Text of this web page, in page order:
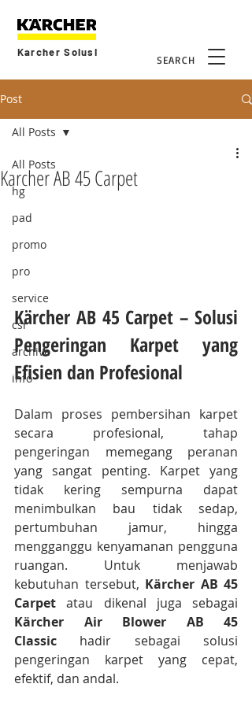
SEARCH
Karcher Solusi
Post
All Posts
hg
pad
promo
pro
service
csr
archive
info
All Posts
Karcher AB 45 Carpet
Kärcher AB 45 Carpet – Solusi
Pengeringan Karpet yang
Efisien dan Profesional
Dalam proses pembersihan karpet
secara profesional, tahap
pengeringan memegang peranan
yang sangat penting. Karpet yang
tidak kering sempurna dapat
menimbulkan bau tidak sedap,
pertumbuhan jamur, hingga
mengganggu kenyamanan pengguna
ruangan. Untuk menjawab
kebutuhan tersebut, Kärcher AB 45
Carpet
Kärcher Air Blower AB 45
Classic hadir sebagai solusi
pengeringan karpet yang cepat,
efektif, dan andal.